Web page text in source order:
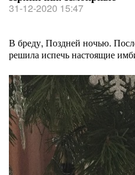
31-12-2020 15:47
В бреду, Поздней ночью.
решила испечь настоящие